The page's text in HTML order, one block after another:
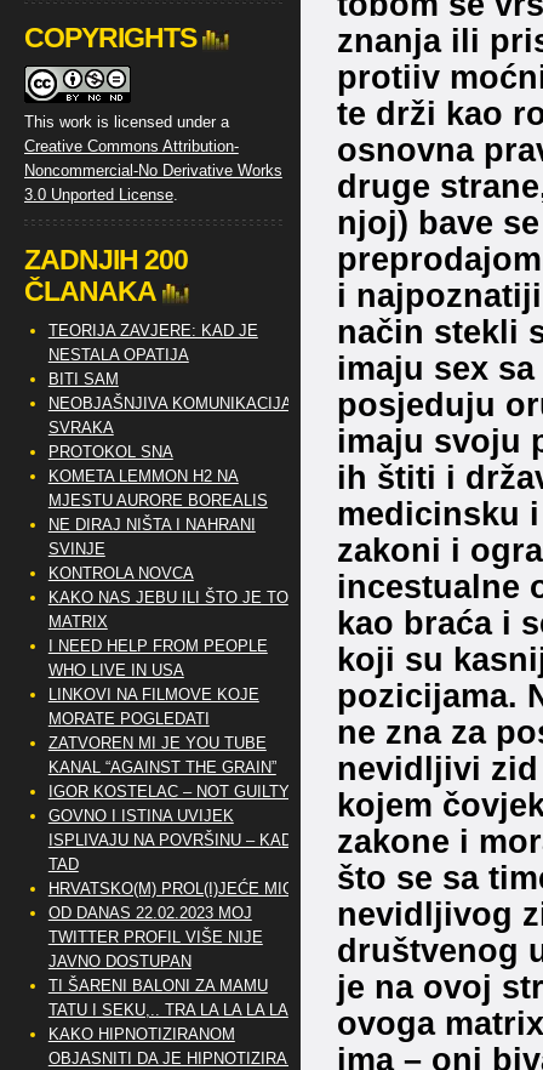
znanja ili
protiiv
te drži kao
osnovna
druge
njoj) bave
i
način stekli
imaju sex
posjeduju
imaju svoju
ih štiti i
medicinsku
zakoni i
incestualne
kao braća i
koji su
pozicijama.
ne zna za
nevidljivi
kojem
zakone i
što se sa
nevidljivog
društvenog
je na ovoj
ovoga
ima – oni
COPYRIGHTS
This work is licensed under a
Creative Commons Attribution-
Noncommercial-No Derivative Works
3.0 Unported License.
ZADNJIH 200
ČLANAKA
TEORIJA ZAVJERE: KAD JE
NESTALA OPATIJA
BITI SAM
NEOBJAŠNJIVA KOMUNIKACIJA
SVRAKA
PROTOKOL SNA
KOMETA LEMMON H2 NA
MJESTU AURORE BOREALIS
NE DIRAJ NIŠTA I NAHRANI
SVINJE
KONTROLA NOVCA
KAKO NAS JEBU ILI ŠTO JE TO
MATRIX
I NEED HELP FROM PEOPLE
WHO LIVE IN USA
LINKOVI NA FILMOVE KOJE
MORATE POGLEDATI
ZATVOREN MI JE YOU TUBE
KANAL “AGAINST THE GRAIN”
IGOR KOSTELAC – NOT GUILTY
GOVNO I ISTINA UVIJEK
ISPLIVAJU NA POVRŠINU – KAD
TAD
HRVATSKO(M) PROL(I)JEĆE MIG
OD DANAS 22.02.2023 MOJ
TWITTER PROFIL VIŠE NIJE
JAVNO DOSTUPAN
TI ŠARENI BALONI ZA MAMU
TATU I SEKU,.. TRA LA LA LA LA
KAKO HIPNOTIZIRANOM
OBJASNITI DA JE HIPNOTIZIRAN